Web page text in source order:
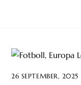
26 SEPTEMBER, 2025